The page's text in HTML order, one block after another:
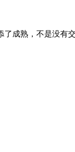
成熟，不是没有